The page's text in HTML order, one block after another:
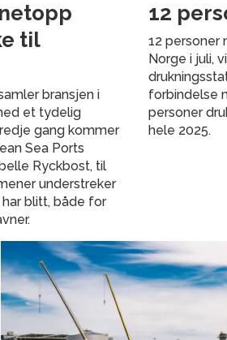
til
bransjen i
et tydelig
gang kommer
Sea Ports
Ryckbost, til
understreker
blitt, både for
12
12 personer
Norge i juli,
forbindelse
personer
hele 2025.